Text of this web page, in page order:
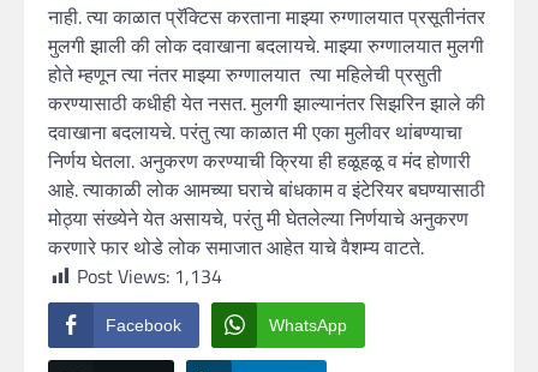
नाही. त्या काळात प्रॅक्टिस करताना माझ्या रुग्णालयात प्रसूतीनंतर
मुलगी झाली की लोक दवाखाना बदलायचे. माझ्या रुग्णालयात मुलगी
होते म्हणून त्या नंतर माझ्या रुग्णालयात त्या महिलेची प्रसुती
करण्यासाठी कधीही येत नसत. मुलगी झाल्यानंतर सिझरिन झाले की
दवाखाना बदलायचे. परंतु त्या काळात मी एका मुलीवर थांबण्याचा
निर्णय घेतला. अनुकरण करण्याची क्रिया ही हळूहळू व मंद होणारी
आहे. त्याकाळी लोक आमच्या घराचे बांधकाम व इंटेरियर बघण्यासाठी
मोठ्या संख्येने येत असायचे, परंतु मी घेतलेल्या निर्णयाचे अनुकरण
करणारे फार थोडे लोक समाजात आहेत याचे वैशम्य वाटते.
Post Views: 1,134
Facebook WhatsApp